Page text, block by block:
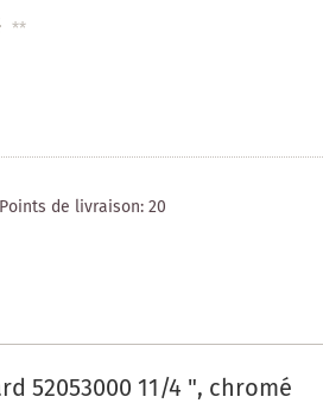
**
Points de livraison:20
52053000 11/4 ", chromé